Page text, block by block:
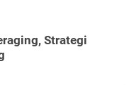
Strategi